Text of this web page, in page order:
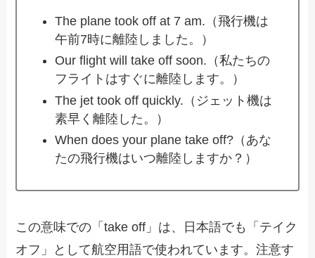
The plane took off at 7 am.（飛行機は
午前7時に離陸しました。）
Our flight will take off soon.（私たちの
フライトはすぐに離陸します。）
The jet took off quickly.（ジェット機は
素早く離陸した。）
When does your plane take off?（あな
たの飛行機はいつ離陸しますか？）
この意味での「take off」は、日本語でも「テイク
オフ」として航空用語で使われています。注意す